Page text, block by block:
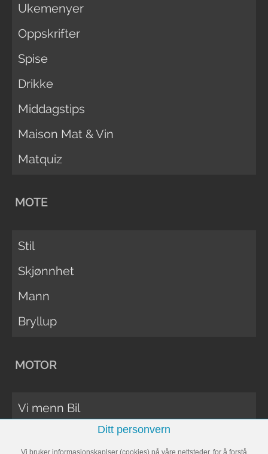
Ukemenyer
Oppskrifter
Spise
Drikke
Middagstips
Maison Mat & Vin
Matquiz
MOTE
Stil
Skjønnhet
Mann
Bryllup
MOTOR
Vi menn Bil
Ditt personvern
Vi bruker informasjonskaplser (cookies) på våre nettsteder, for å forstå